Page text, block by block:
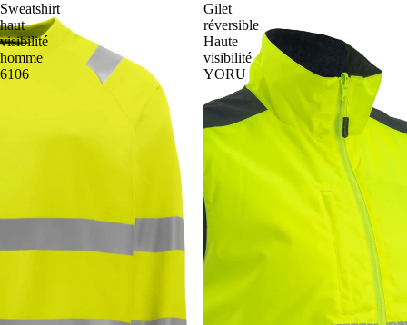
Sweatshirt
haut
visibilité
homme
6106
Gilet
réversible
Haute
visibilité
YORU